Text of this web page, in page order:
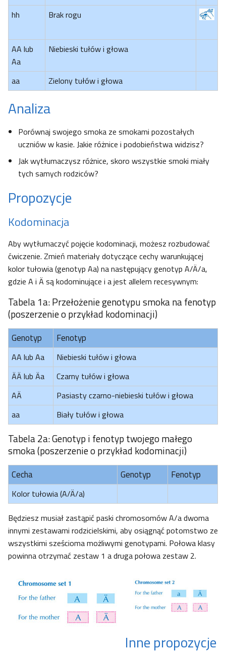
hh Brak rogu
AA lub
Aa
Niebieski tułów i głowa
aa Zielony tułów i głowa
Analiza
Porównaj swojego smoka ze smokami pozostałych
uczniów w kasie. Jakie różnice i podobieństwa widzisz?
Jak wytłumaczysz różnice, skoro wszystkie smoki miały
tych samych rodziców?
Propozycje
Kodominacja
Aby wytłumaczyć pojęcie kodominacji, możesz rozbudować
ćwiczenie. Zmień materiały dotyczące cechy warunkującej
kolor tułowia (genotyp Aa) na następujący genotyp A/Ä/a,
gdzie A i Ä są kodominujące i a jest allelem recesywnym:
Genotyp Fenotyp
Tabela 1a: Przełożenie genotypu smoka na fenotyp
(poszerzenie o przykład kodominacji)
AA lub Aa
Niebieski tułów i głowa
ÄÄ lub Äa
Czarny tułów i głowa
AÄ
Pasiasty czarno-niebieski tułów i głowa
aa
Biały tułów i głowa
Cecha Genotyp Fenotyp
Tabela 2a: Genotyp i fenotyp twojego małego
smoka (poszerzenie o przykład kodominacji)
Kolor tułowia (A/Ä/a)
Będziesz musiał zastąpić paski chromosomów A/a dwoma
innymi zestawami rodzicielskimi, aby osiągnąć potomstwo ze
wszystkimi sześcioma możliwymi genotypami. Połowa klasy
powinna otrzymać zestaw 1 a druga połowa zestaw 2.
Inne propozycje